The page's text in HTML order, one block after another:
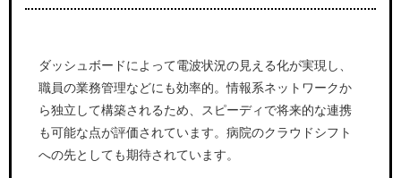
ダッシュボードによって電波状況の見える化が実現し、
職員の業務管理などにも効率的。情報系ネットワークか
ら独立して構築されるため、スピーディで将来的な連携
も可能な点が評価されています。病院のクラウドシフト
への先としても期待されています。